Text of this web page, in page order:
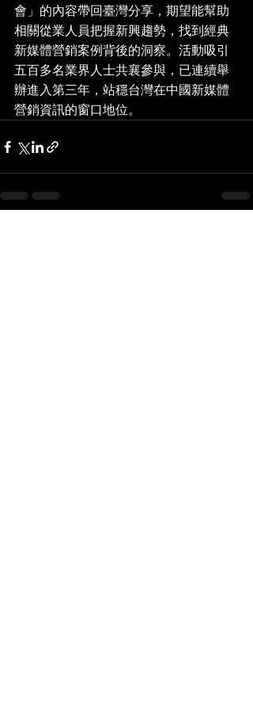
會」的內容帶回臺灣分享，期望能幫助
相關從業人員把握新興趨勢，找到經典
新媒體營銷案例背後的洞察。活動吸引
五百多名業界人士共襄參與，已連續舉
辦進入第三年，站穩台灣在中國新媒體
營銷資訊的窗口地位。